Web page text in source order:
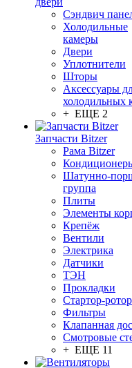
Сэндвич
Холодильные
камеры
Двери
Уплотнители
Шторы
Аксессуары
холодильных
+ ЕЩЕ 2
Запчасти Bitzer
Рама Bitzer
Шатунно-
группа
Плиты
Элементы
Крепёж
Вентили
Электрика
Датчики
ТЭН
Прокладки
Стартор-ротор
Фильтры
Клапанная
Смотровые
+ ЕЩЕ 11